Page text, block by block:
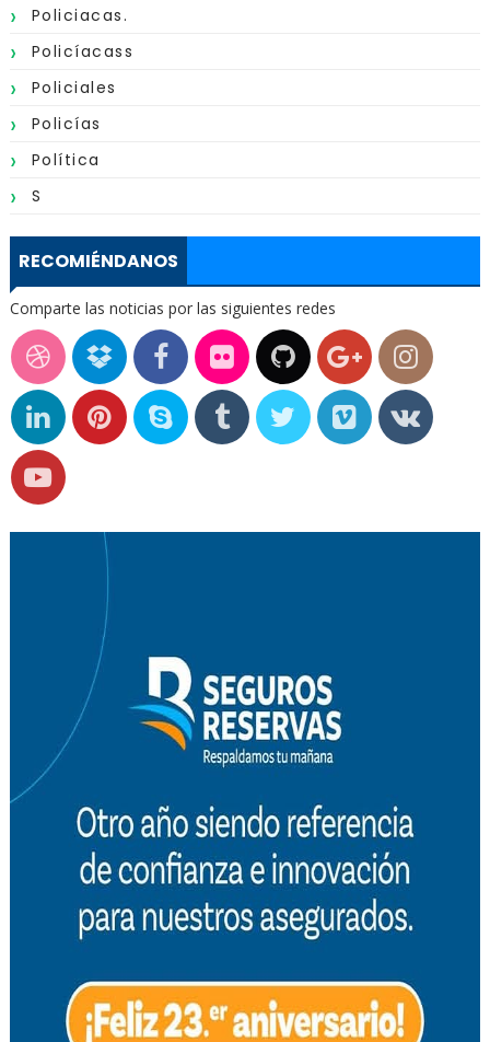
Policiacas.
Policíacass
Policiales
Policías
Política
S
RECOMIÉNDANOS
Comparte las noticias por las siguientes redes